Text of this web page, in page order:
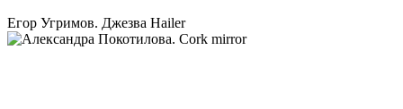
Егор Угримов. Джезва Hailer